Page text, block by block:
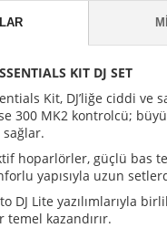
KIT DJ SET
Kit, DJ’liğe ciddi
300 MK2 kontrolcü;
sağlar.
hoparlörler, güçlü bas
yapısıyla uzun
DJ Lite yazılımlarıyla
temel kazandırır.